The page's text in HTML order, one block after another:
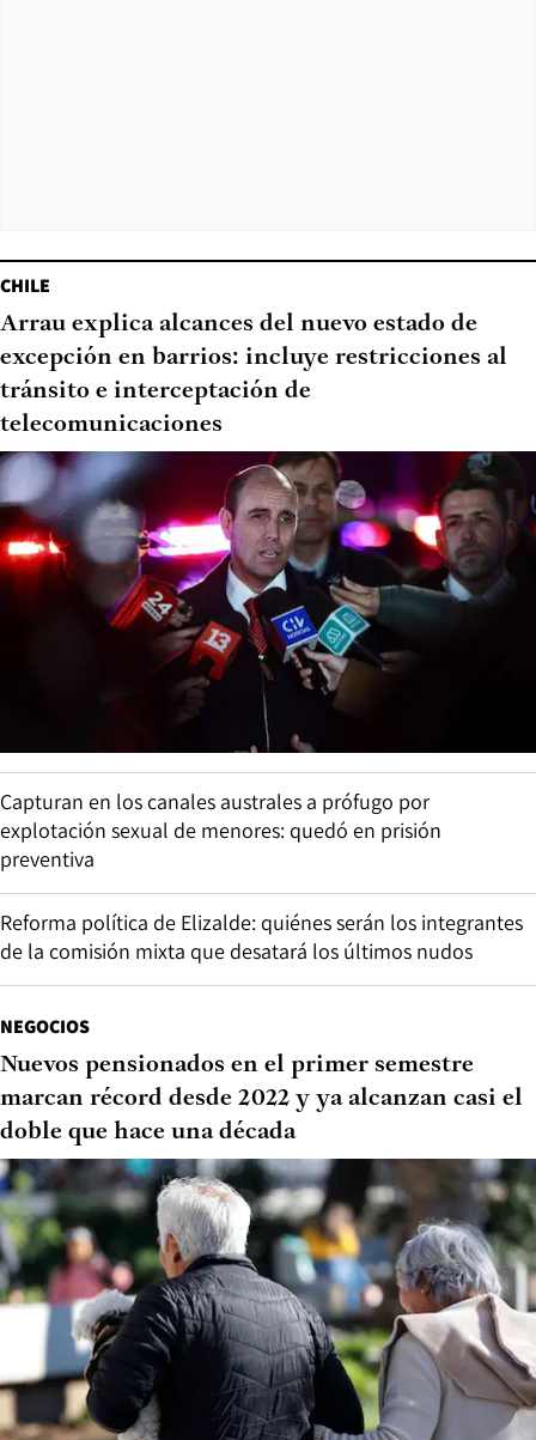
CHILE
Arrau explica alcances del nuevo estado de
excepción en barrios: incluye restricciones al
tránsito e interceptación de
telecomunicaciones
Capturan en los canales australes a prófugo por
explotación sexual de menores: quedó en prisión
preventiva
Reforma política de Elizalde: quiénes serán los integrantes
de la comisión mixta que desatará los últimos nudos
NEGOCIOS
Nuevos pensionados en el primer semestre
marcan récord desde 2022 y ya alcanzan casi el
doble que hace una década